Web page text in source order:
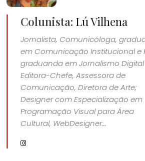
Colunista: Lú Vilhena
Jornalista, Comunicóloga,
em Comunicação Institucional e
graduanda em Jornalismo
Editora-Chefe, Assessora de
Comunicação, Diretora de Arte;
Designer com Especialização em
Programação Visual para Área
Cultural, WebDesigner...